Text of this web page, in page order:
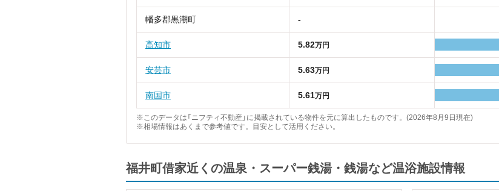
幡多郡黒潮町 -
高知市 5.82万円
安芸市 5.63万円
南国市 5.61万円
※このデータは「ニフティ不動産」に掲載されている物件を元に算出したものです。(2026年8月9日現在)
※相場情報はあくまで参考値です。目安として活用ください。
福井町借家近くの温泉・スーパー銭湯・銭湯など温浴施設情報